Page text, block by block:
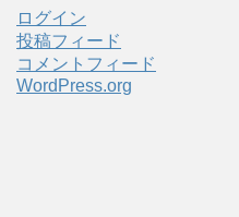
ログイン
投稿フィード
コメントフィード
WordPress.org